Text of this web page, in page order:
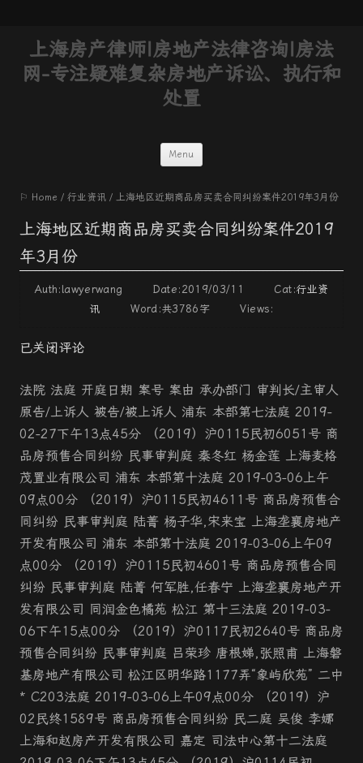
上海房产律师|房地产法律咨询|房法
网-专注疑难复杂房地产诉讼、执行和
处置
Menu
content
⚐ Home / 行业资讯 / 上海地区近期商品房买卖合同纠纷案件2019年3月份
上海地区近期商品房买卖合同纠纷案件2019
年3月份
Auth:lawyerwang Date:2019/03/11 Cat:行业资
讯 Word:共3786字 Views:
已关闭评论
法院 法庭 开庭日期 案号 案由 承办部门 审判长/主审人
原告/上诉人 被告/被上诉人 浦东 本部第七法庭 2019-
02-27下午13点45分 （2019）沪0115民初6051号 商
品房预售合同纠纷 民事审判庭 秦冬红 杨金莲 上海麦格
茂置业有限公司 浦东 本部第十法庭 2019-03-06上午
09点00分 （2019）沪0115民初4611号 商品房预售合
同纠纷 民事审判庭 陆菁 杨子华,宋来宝 上海垄襄房地产
开发有限公司 浦东 本部第十法庭 2019-03-06上午09
点00分 （2019）沪0115民初4601号 商品房预售合同
纠纷 民事审判庭 陆菁 何军胜,任春宁 上海垄襄房地产开
发有限公司 同润金色橘苑 松江 第十三法庭 2019-03-
06下午15点00分 （2019）沪0117民初2640号 商品房
预售合同纠纷 民事审判庭 吕荣珍 唐根娣,张照甫 上海磐
基房地产有限公司 松江区明华路1177弄“象屿欣苑” 二中
* C203法庭 2019-03-06上午09点00分 （2019）沪
02民终1589号 商品房预售合同纠纷 民二庭 吴俊 李娜
上海和赵房产开发有限公司 嘉定 司法中心第十二法庭